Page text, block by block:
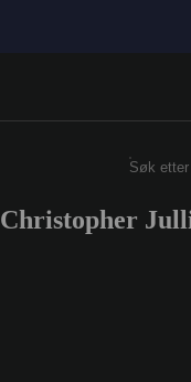
Christopher